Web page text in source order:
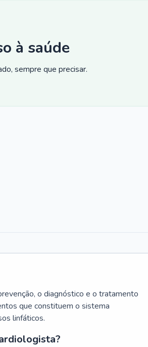
à saúde
sempre que precisar.
o diagnóstico e o tratamento
que constituem o sistema
linfáticos.